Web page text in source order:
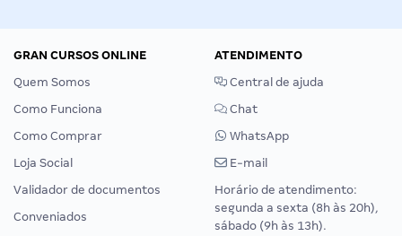
GRAN CURSOS ONLINE
Quem Somos
Como Funciona
Como Comprar
Loja Social
Validador de documentos
Conveniados
ATENDIMENTO
Central de ajuda
Chat
WhatsApp
E-mail
Horário de atendimento:
segunda a sexta (8h às 20h),
sábado (9h às 13h).